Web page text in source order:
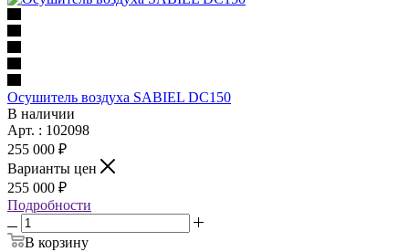
Осушитель воздуха SABIEL DC150
В наличии
Арт. : 102098
255 000 ₽
Варианты цен
255 000 ₽
Подробности
В корзину